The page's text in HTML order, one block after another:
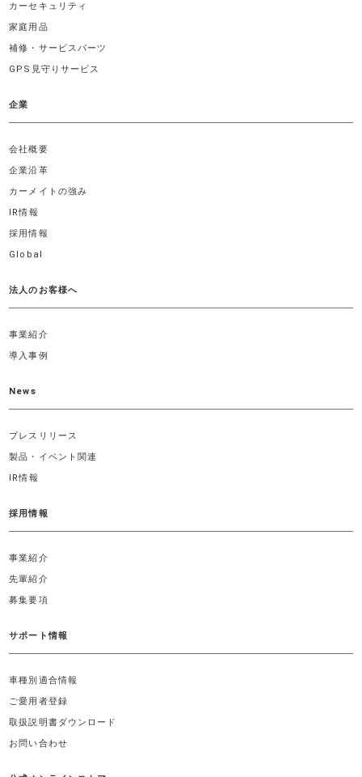
カーセキュリティ
家庭用品
補修・サービスパーツ
GPS見守りサービス
企業
会社概要
企業沿革
カーメイトの強み
IR情報
採用情報
Global
法人のお客様へ
事業紹介
導入事例
News
プレスリリース
製品・イベント関連
IR情報
採用情報
事業紹介
先輩紹介
募集要項
サポート情報
車種別適合情報
ご愛用者登録
取扱説明書ダウンロード
お問い合わせ